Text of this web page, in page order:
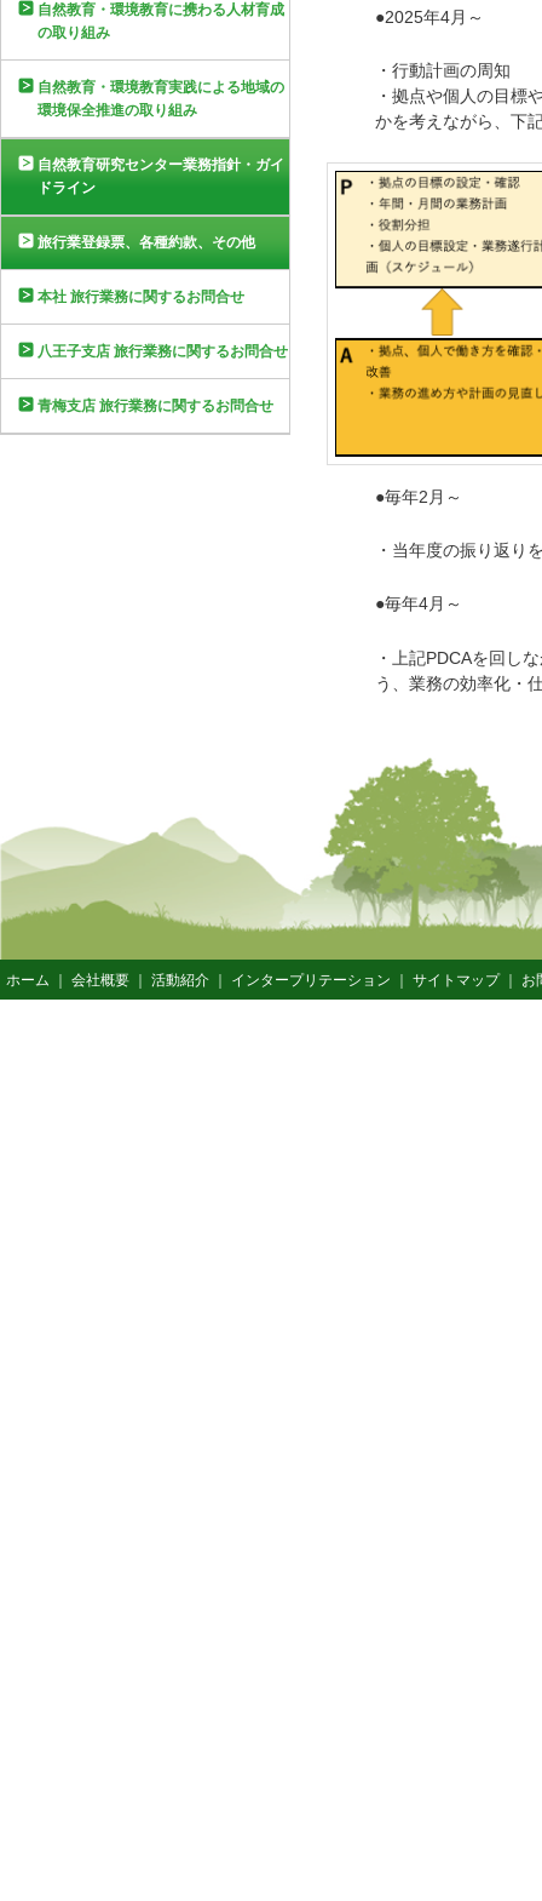
●2025年4月～
・行動計画の周知
・拠点や個人の目標
かを考えながら、下
●毎年2月～
・当年度の振り返り
●毎年4月～
・上記PDCAを回し
う、業務の効率化・
自然教育・環境教育に携わる人材育成
の取り組み
自然教育・環境教育実践による地域の
環境保全推進の取り組み
自然教育研究センター業務指針・ガイ
ドライン
旅行業登録票、各種約款、その他
本社 旅行業務に関するお問合せ
八王子支店 旅行業務に関するお問合せ
青梅支店 旅行業務に関するお問合せ
ホーム 会社概要 活動紹介 インタープリテーション サイトマップ｜ お